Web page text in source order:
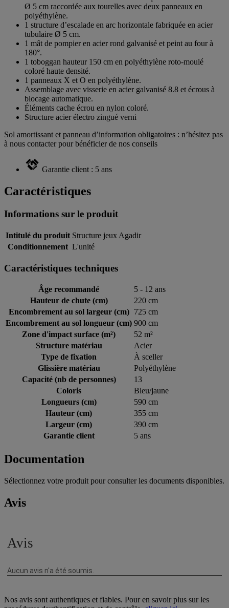
Ø 5 cm raccordée aux tourelles avec deux panneaux en
polyéthylène.
1 structure d’escalade en arc horizontale fabriquée en acier
tubulaire Ø 5 cm.
1 mât de pompier en acier rond galvanisé et peint au four à
180°.
1 toboggan hauteur 150 cm en polyéthylène roto-moulé
coloré haute densité.
1 panneaux X et O en polyéthylène.
Assemblage avec visserie en acier galvanisé 8.8 et écrous à
blocage automatique.
Éléments cache écrou en nylon coloré.
Structure acier électro zingué verni
Sol amortissant et panneau d’information obligatoires : n’hésitez pas
à nous contacter pour bénéficier de nos conseils
Garantie client : 5 ans
Caractéristiques
Informations sur le produit
Intitulé du produit Structure jeux Agadir
Conditionnement L'unité
Caractéristiques techniques
Âge recommandé
5 - 12 ans
Hauteur de chute (cm)
220 cm
Encombrement au sol largeur (cm)
725 cm
Encombrement au sol longueur (cm) 900 cm
Zone d'impact surface (m²)
52 m²
Structure matériau
Acier
Type de fixation
À sceller
Glissière matériau
Polyéthylène
Capacité (nb de personnes)
13
Coloris
Bleu/jaune
Longueurs (cm)
590 cm
Hauteur (cm)
355 cm
Largeur (cm)
390 cm
Garantie client
5 ans
Documentation
Sélectionnez votre produit pour consulter les documents disponibles.
Avis
Nos avis sont authentiques et fiables. Pour en savoir plus sur les